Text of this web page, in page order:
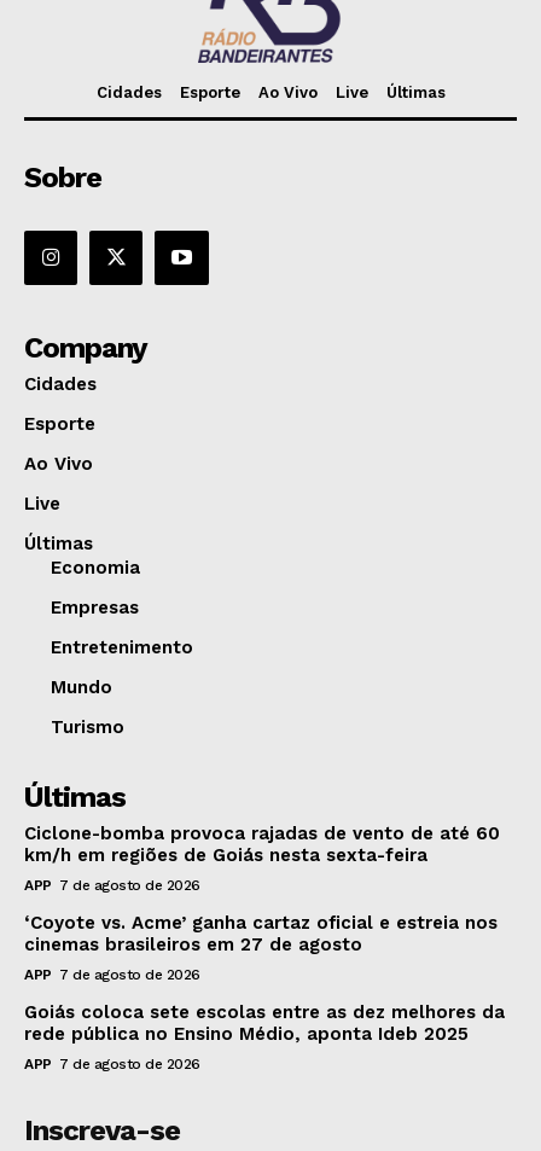
Cidades Esporte Ao Vivo Live Últimas
Sobre
Company
Cidades
Esporte
Ao Vivo
Live
Últimas
Economia
Empresas
Entretenimento
Mundo
Turismo
Últimas
Ciclone-bomba provoca rajadas de vento de até 60
km/h em regiões de Goiás nesta sexta-feira
APP 7 de agosto de 2026
‘Coyote vs. Acme’ ganha cartaz oficial e estreia nos
cinemas brasileiros em 27 de agosto
APP 7 de agosto de 2026
Goiás coloca sete escolas entre as dez melhores da
rede pública no Ensino Médio, aponta Ideb 2025
APP 7 de agosto de 2026
Inscreva-se